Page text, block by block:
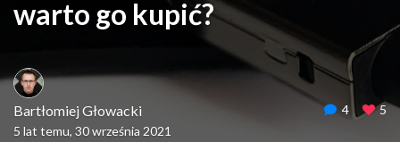
warto go kupić?
Bartłomiej Głowacki
5 lat temu, 30 września 2021
4 5